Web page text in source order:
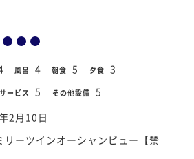
風呂 4 朝食 5 夕食 3
ービス 5 その他設備 5
2月10日
リーツインオーシャンビュー【禁